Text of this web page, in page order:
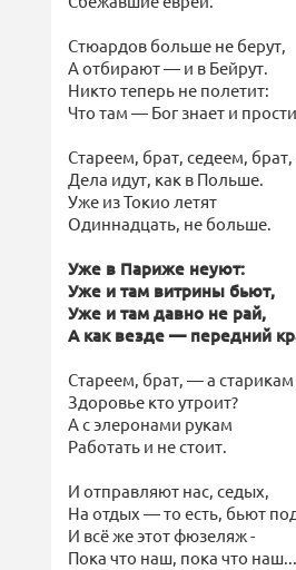
Стюардов больше не берут,
А отбирают — и в Бейрут.
Никто теперь не полетит:
Что там — Бог знает и
Стареем, брат, седеем, брат,
Дела идут, как в Польше.
Уже из Токио летят
Одиннадцать, не больше.
Уже в Париже неуют:
Уже и там витрины бьют,
Уже и там давно не рай,
А как везде — передний
Стареем, брат, — а старикам
Здоровье кто утроит?
А с элеронами рукам
Работать и не стоит.
И отправляют нас, седых,
На отдых — то есть, бьют
И всё же этот фюзеляж -
Пока что наш, пока что наш...